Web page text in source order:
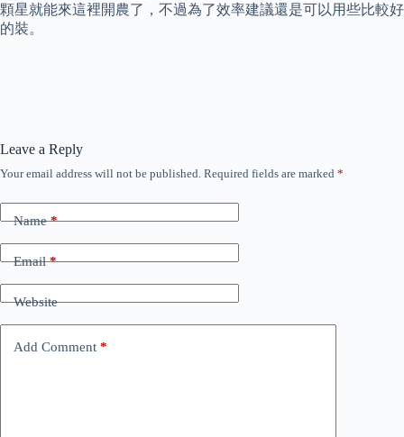
顆星就能來這裡開農了，不過為了效率建議還是可以用些比較好
的裝。
Leave a Reply
Your email address will not be published. Required fields are marked *
Name*
Email*
Website
Add Comment *